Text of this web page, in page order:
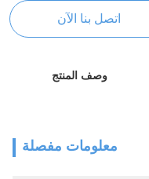
اتصل بنا الآن
وصف المنتج
معلومات مفصلة